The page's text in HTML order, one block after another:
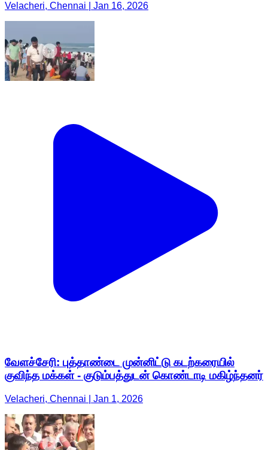
Velacheri, Chennai | Jan 16, 2026
வேளச்சேரி: புத்தாண்டை முன்னிட்டு கடற்கரையில்
குவிந்த மக்கள் - குடும்பத்துடன் கொண்டாடி மகிழ்ந்தனர்
Velacheri, Chennai | Jan 1, 2026